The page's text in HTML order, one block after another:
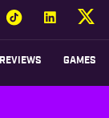
REVIEWS GAMES